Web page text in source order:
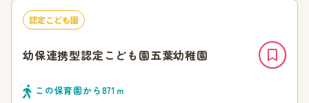
認定こども園
幼保連携型認定こども園五葉幼稚園
この保育園から871 ｍ